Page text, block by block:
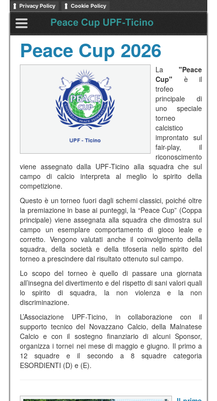
Privacy Policy Cookie Policy
Peace Cup 2026
La "Peace
Cup" è il
trofeo
principale di
uno speciale
torneo
calcistico
improntato sul
fair-play, il
riconoscimento
viene assegnato dalla UPF-Ticino alla squadra che sul
campo di calcio interpreta al meglio lo spirito della
competizione.
Questo è un torneo fuori dagli schemi classici, poiché oltre
la premiazione in base ai punteggi, la “Peace Cup” (Coppa
principale) viene assegnata alla squadra che dimostra sul
campo un esemplare comportamento di gioco leale e
corretto. Vengono valutati anche il coinvolgimento della
squadra, della società e della tifoseria nello spirito del
torneo a prescindere dal risultato ottenuto sul campo.
Lo scopo del torneo è quello di passare una giornata
all’insegna del divertimento e del rispetto di sani valori quali
lo spirito di squadra, la non violenza e la non
discriminazione.
L’Associazione UPF-Ticino, in collaborazione con il
supporto tecnico del Novazzano Calcio, della Malnatese
Calcio e con il sostegno finanziario di alcuni Sponsor,
organizza i tornei nei mese di maggio e giugno. Il primo a
12 squadre e il secondo a 8 squadre categoria
ESORDIENTI (D) e (E).